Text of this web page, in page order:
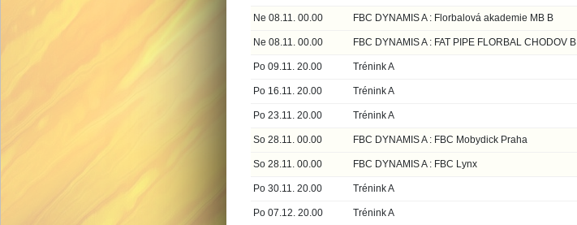
Ne 08.11. 00.00 FBC DYNAMIS A : Florbalová akademie MB B
Ne 08.11. 00.00 FBC DYNAMIS A : FAT PIPE FLORBAL CHODOV B
Po 09.11. 20.00 Trénink A
Po 16.11. 20.00 Trénink A
Po 23.11. 20.00 Trénink A
So 28.11. 00.00 FBC DYNAMIS A : FBC Mobydick Praha
So 28.11. 00.00 FBC DYNAMIS A : FBC Lynx
Po 30.11. 20.00 Trénink A
Po 07.12. 20.00 Trénink A